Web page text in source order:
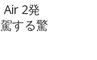
Air 2発
する驚